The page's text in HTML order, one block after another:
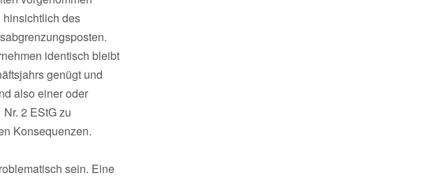
des
identisch bleibt
genügt und
also einer oder
2 EStG zu
Konsequenzen.
sein. Eine